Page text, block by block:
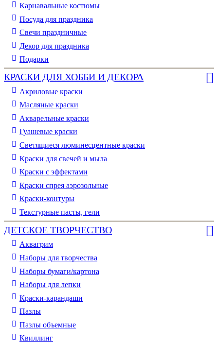
Карнавальные костюмы
Посуда для праздника
Свечи праздничные
Декор для праздника
Подарки
КРАСКИ ДЛЯ ХОББИ И ДЕКОРА
Акриловые краски
Масляные краски
Акварельные краски
Гуашевые краски
Светящиеся люминесцентные краски
Краски для свечей и мыла
Краски с эффектами
Краски спрея аэрозольные
Краски-контуры
Текстурные пасты, гели
ДЕТСКОЕ ТВОРЧЕСТВО
Аквагрим
Наборы для творчества
Наборы бумаги/картона
Наборы для лепки
Краски-карандаши
Пазлы
Пазлы объемные
Квиллинг